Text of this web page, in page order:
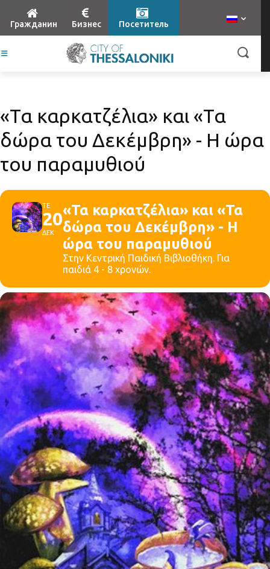
Гражданин Бизнес Посетитель
«Τα καρκατζέλια» και «Τα
δώρα του Δεκέμβρη» - Η ώρα
του παραμυθιού
ΤΕ
20
ΔΕΚ
«Τα καρκατζέλια» και «Τα
δώρα του Δεκέμβρη» - Η
ώρα του παραμυθιού
Στην Κεντρική Παιδική Βιβλιοθήκη. Για
παιδιά 4 - 8 χρονών.